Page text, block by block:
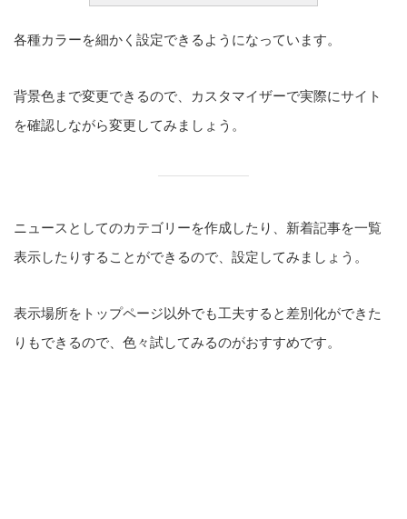
各種カラーを細かく設定できるようになっています。
背景色まで変更できるので、カスタマイザーで実際にサイト
を確認しながら変更してみましょう。
ニュースとしてのカテゴリーを作成したり、新着記事を一覧
表示したりすることができるので、設定してみましょう。
表示場所をトップページ以外でも工夫すると差別化ができた
りもできるので、色々試してみるのがおすすめです。